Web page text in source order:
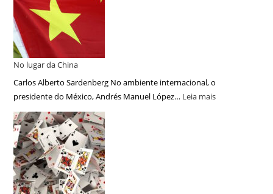
No lugar da China
Carlos Alberto Sardenberg No ambiente internacional, o
presidente do México, Andrés Manuel López… Leia mais